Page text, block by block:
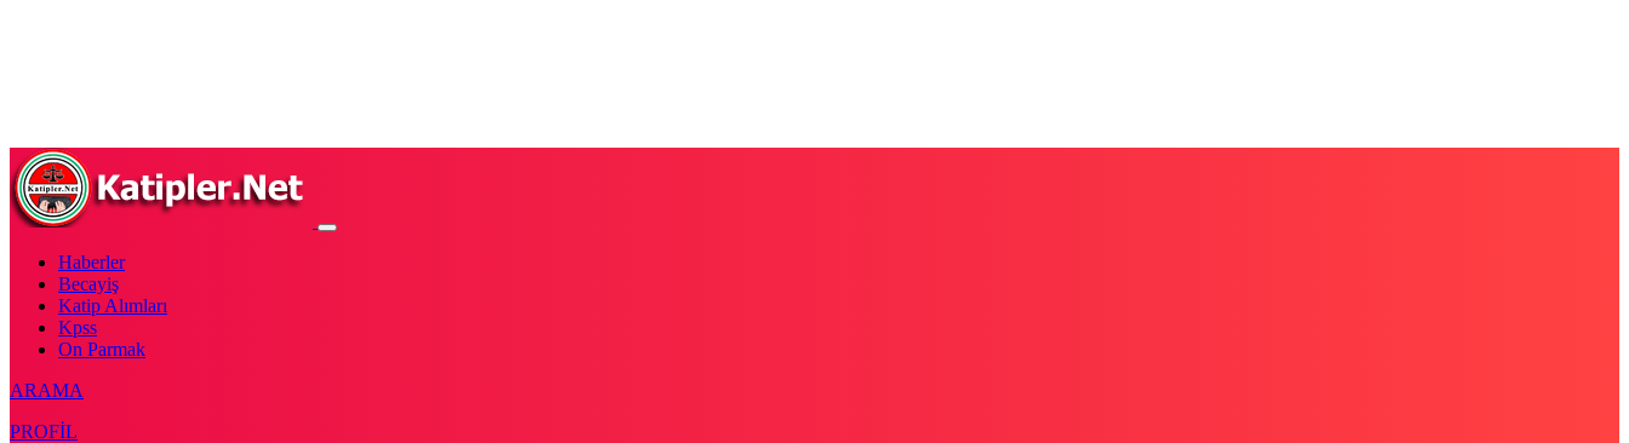
Haberler
Becayiş
Katip Alımları
Kpss
On Parmak
ARAMA
PROFİL